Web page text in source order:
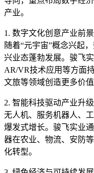
产业。
1. 数字文化创意产业前
随着“元宇宙”概念兴起
兴业态蓬勃发展。骏飞
AR/VR技术应用等方面
文旅等领域创造更多价值
2. 智能科技驱动产业升级
无人机、服务机器人、
爆发式增长。骏飞实业
器在农业、物流、安防
化转型。